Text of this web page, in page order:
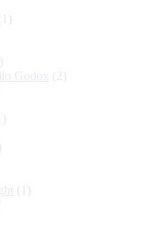
Godox (2)
(1)